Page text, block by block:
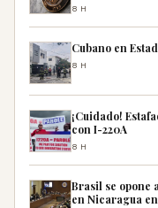
8H
Cubano en
8H
¡Cuidado!
con I-220A
8H
Brasil se opone
en Nicaragua